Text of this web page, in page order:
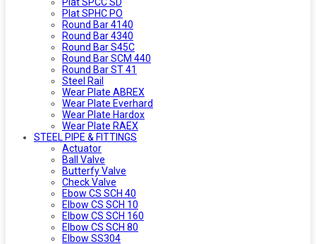
Plat SPHC PO
Round Bar 4140
Round Bar 4340
Round Bar S45C
Round Bar SCM 440
Round Bar ST 41
Steel Rail
Wear Plate ABREX
Wear Plate Everhard
Wear Plate Hardox
Wear Plate RAEX
STEEL PIPE & FITTINGS
Actuator
Ball Valve
Butterfy Valve
Check Valve
Ebow CS SCH 40
Elbow CS SCH 10
Elbow CS SCH 160
Elbow CS SCH 80
Elbow SS304